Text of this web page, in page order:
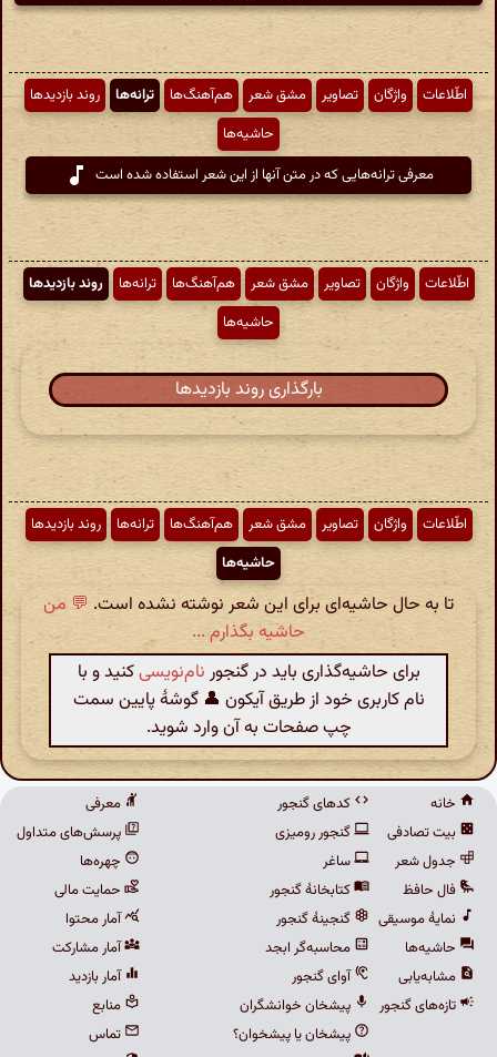
اطّلاعات واژگان تصاویر مشق شعر هم‌آهنگ‌ها ترانه‌ها
روند بازدیدها
حاشیه‌ها
معرفی ترانه‌هایی که در متن آنها از این شعر استفاده شده است
اطّلاعات واژگان تصاویر مشق شعر هم‌آهنگ‌ها ترانه‌ها
روند بازدیدها
حاشیه‌ها
بارگذاری روند بازدیدها
اطّلاعات واژگان تصاویر مشق شعر هم‌آهنگ‌ها ترانه‌ها
روند بازدیدها
حاشیه‌ها
تا به حال حاشیه‌ای برای این شعر نوشته نشده است. 💬 من
حاشیه بگذارم ...
برای حاشیه‌گذاری باید در گنجور نام‌نویسیکنید و با
نام کاربری خود از طریق آیکون 👤 گوشهٔ پایین سمت
چپ صفحات به آن وارد شوید.
خانه
بیت تصادفی
جدول شعر
فال حافظ
نمایهٔ موسیقی
حاشیه‌ها
مشابه‌یابی
تازه‌های گنجور
کدهای گنجور
گنجور رومیزی
ساغر
کتابخانهٔ گنجور
گنجینهٔ گنجور
محاسبه‌گر ابجد
آوای گنجور
پیشخان خوانشگران
پیشخان یا پیشخوان؟
معرفی
پرسش‌های متداول
چهره‌ها
حمایت مالی
آمار محتوا
آمار مشارکت
آمار بازدید
منابع
تماس